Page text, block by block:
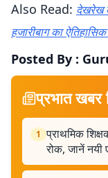
Also Read: देखरेख
हजारीबाग का
Posted By :
प्रभात खबर
1 प्राथमिक
रोक, जानें नयी